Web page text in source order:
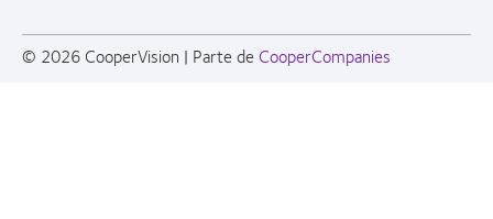
© 2026 CooperVision | Parte de CooperCompanies